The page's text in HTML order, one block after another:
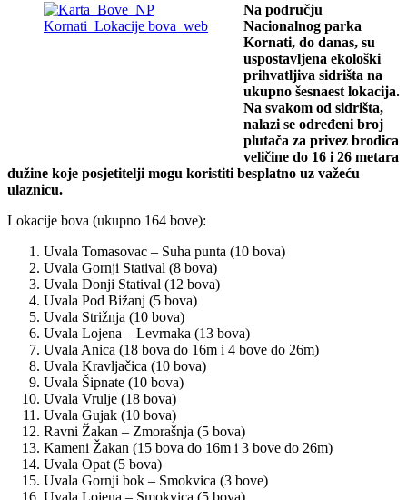
Na području
Nacionalnog parka
Kornati, do danas, su
uspostavljena ekološki
prihvatljiva sidrišta na
ukupno šesnaest lokacija.
Na svakom od sidrišta,
nalazi se određeni broj
plutača za privez brodica
veličine do 16 i 26 metara
dužine koje posjetitelji mogu koristiti besplatno uz važeću
ulaznicu.
Lokacije bova (ukupno 164 bove):
Uvala Tomasovac – Suha punta (10 bova)
Uvala Gornji Statival (8 bova)
Uvala Donji Statival (12 bova)
Uvala Pod Bižanj (5 bova)
Uvala Strižnja (10 bova)
Uvala Lojena – Levrnaka (13 bova)
Uvala Anica (18 bova do 16m i 4 bove do 26m)
Uvala Kravljačica (10 bova)
Uvala Šipnate (10 bova)
Uvala Vrulje (18 bova)
Uvala Gujak (10 bova)
Ravni Žakan – Zmorašnja (5 bova)
Kameni Žakan (15 bova do 16m i 3 bove do 26m)
Uvala Opat (5 bova)
Uvala Gornji bok – Smokvica (3 bove)
Uvala Lojena – Smokvica (5 bova)